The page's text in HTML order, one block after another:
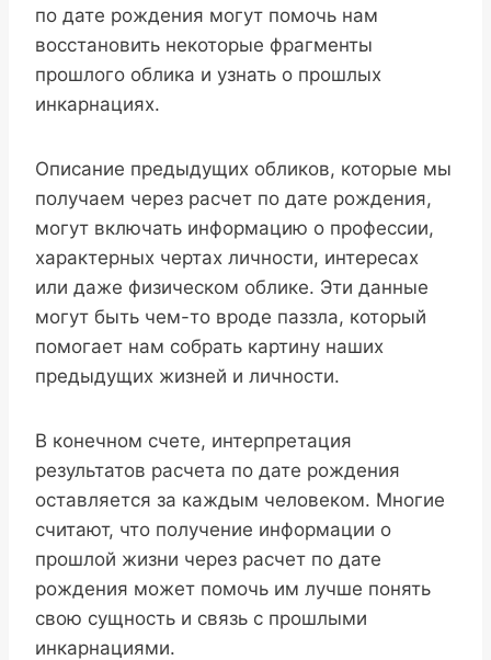
по дате рождения могут помочь нам
восстановить некоторые фрагменты
прошлого облика и узнать о прошлых
инкарнациях.
Описание предыдущих обликов, которые мы
получаем через расчет по дате рождения,
могут включать информацию о профессии,
характерных чертах личности, интересах
или даже физическом облике. Эти данные
могут быть чем-то вроде паззла, который
помогает нам собрать картину наших
предыдущих жизней и личности.
В конечном счете, интерпретация
результатов расчета по дате рождения
оставляется за каждым человеком. Многие
считают, что получение информации о
прошлой жизни через расчет по дате
рождения может помочь им лучше понять
свою сущность и связь с прошлыми
инкарнациями.